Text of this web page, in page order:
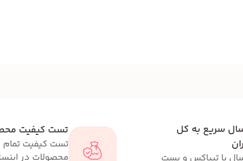
سریع به کل
با تیپاکس و پست
تست کیفیت
تست کیفیت تمام
محصولات در